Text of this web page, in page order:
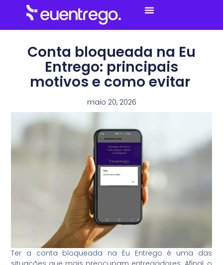
Conta bloqueada na Eu
Entrego: principais
motivos e como evitar
maio 20, 2026
Ter a conta bloqueada na Eu Entrego é uma das